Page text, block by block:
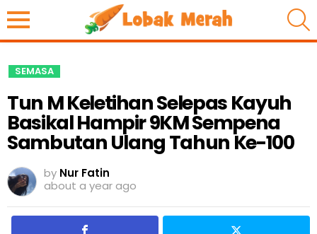
SEMASA
Tun M Keletihan Selepas Kayuh
Basikal Hampir 9KM Sempena
Sambutan Ulang Tahun Ke-100
by Nur Fatin
about a year ago